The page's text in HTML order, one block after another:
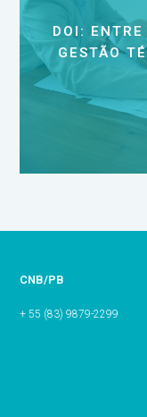
DOI:
GESTÃO
CNB/PB
+ 55 (83) 9879-2299